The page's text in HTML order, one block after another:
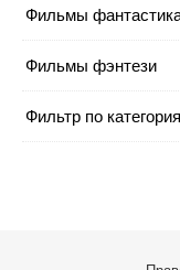
Фильмы
Фильмы фэнтези
Фильтр по